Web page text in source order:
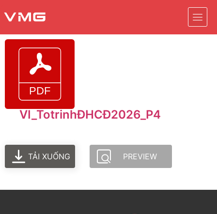
VI_TotrinhĐHCĐ2026_P4
TẢI XUỐNG PREVIEW